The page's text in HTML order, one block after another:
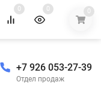
0 0 0
+7 926 053-27-39
Отдел продаж